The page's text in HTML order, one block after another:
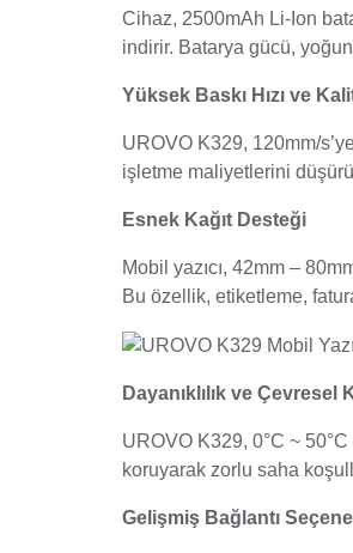
Cihaz, 2500mAh Li-Ion
indirir. Batarya gücü, yoğun
Yüksek Baskı Hızı ve
UROVO K329, 120mm/
işletme maliyetlerini
Esnek Kağıt Desteği
Mobil yazıcı, 42mm –
Bu özellik, etiketleme,
Dayanıklılık ve Çevresel
UROVO K329, 0°C ~ 50°C
koruyarak zorlu saha
Gelişmiş Bağlantı